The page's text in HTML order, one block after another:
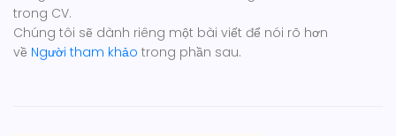
trong CV.
Chúng tôi sẽ dành riêng một bài viết để nói rõ hơn
về Người tham khảo trong phần sau.